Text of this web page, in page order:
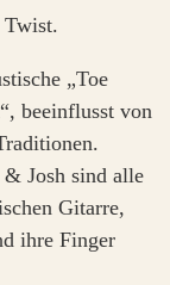
Twist.
„Toe
beeinflusst von
Josh sind alle
Gitarre,
ihre Finger